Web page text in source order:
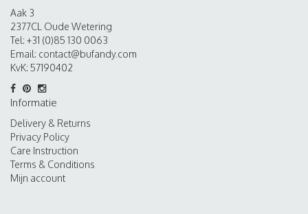
Aak 3
2377CL Oude Wetering
Tel: +31 (0)85 130 0063
Email: contact@bufandy.com
KvK: 57190402
Informatie
Delivery & Returns
Privacy Policy
Care Instruction
Terms & Conditions
Mijn account